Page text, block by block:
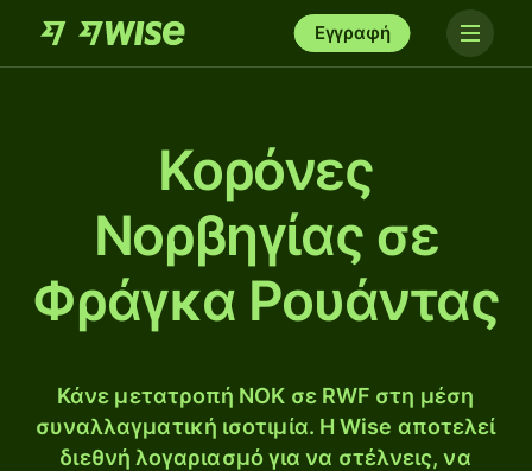
Εγγραφή
Κορόνες
Νορβηγίας σε
Φράγκα Ρουάντας
Κάνε μετατροπή NOK σε RWF στη μέση
συναλλαγματική ισοτιμία. Η Wise αποτελεί
διεθνή λογαριασμό για να στέλνεις, να